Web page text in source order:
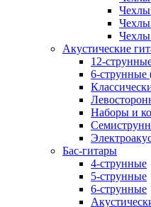
Чехлы
Чехлы
Чехлы
Акустические
12-
6-струнные
Наборы и
Бас-гитары
4-струнные
5-струнные
6-струнные